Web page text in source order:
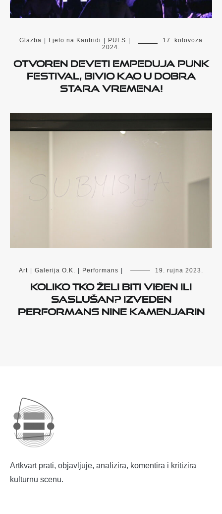
Glazba | Ljeto na Kantridi | PULS |
17. kolovoza
2024.
Otvoren deveti Empeduja Punk
Festival, Bivio kao u dobra
stara vremena!
Art | Galerija O.K. | Performans | 19. rujna 2023.
Koliko tko želi biti viđen ili
saslušan? Izveden
performans Nine Kamenjarin
Artkvart prati, objavljuje, analizira, komentira i kritizira
kulturnu scenu.